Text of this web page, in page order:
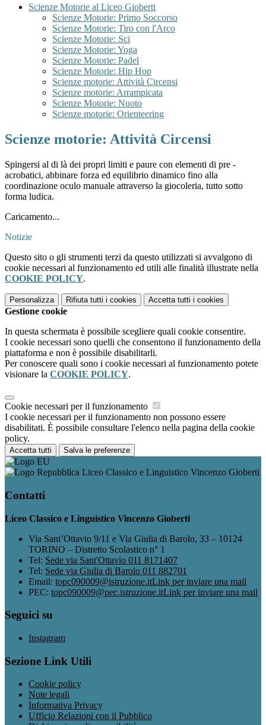
Scienze Motorie al Liceo Gioberti
Scienze Motorie: Primo Soccorso
Scienze Motorie: Tiro con l'Arco
Scienze Motorie: Sci
Scienze Motorie: Yoga
Scienze Motorie: Padel
Scienze Motorie: Hip Hop
Scienze motorie: Attività Circensi
Scienze motorie: Arrampicata
Scienze Motorie: Nuoto
Scienze motorie: Orienteering
Scienze motorie: Attività Circensi
Spingersi al di là dei propri limiti e paure con elementi di pre -
acrobatici, abbinare forza ed equilibrio dinamico fino alla
coordinazione oculo manuale attraverso la giocoleria, tutto sotto
forma ludica.
Caricamento...
Notizie
Questo sito o gli strumenti terzi da questo utilizzati si avvalgono di
cookie necessari al funzionamento ed utili alle finalità illustrate nella
COOKIE POLICY.
Personalizza Rifiuta tutti i cookies Accetta tutti i cookies
Gestione cookie
In questa schermata è possibile scegliere quali cookie consentire.
I cookie necessari sono quelli che consentono il funzionamento della
piattaforma e non è possibile disabilitarli.
Per conoscere quali sono i cookie necessari al funzionamento potete
visionare la COOKIE POLICY.
Cookie necessari per il funzionamento
I cookie necessari per il funzionamento non possono essere
disabilitati. È possibile consultare l'elenco nella pagina della cookie
policy.
Accetta tutti Salva le preferenze
Liceo Classico e Linguistico Vincenzo Gioberti
Contatti
Liceo Classico e Linguistico Vincenzo Gioberti
Via Sant’Ottavio 9/11 e Via Giulia di Barolo, 33 – 10124
TORINO – Distretto Scolastico n° 1
Tel: Sede via Sant'Ottavio 011 8171407
Tel: Sede via Giulia di Barolo 011 882701
Email: topc090009@istruzione.itLink per inviare una mail
PEC: topc090009@pec.istruzione.itLink per inviare una mail
Seguici su
Instagram
Sezione Link Utili
Cookie policy
Note legali
Informativa Privacy
Ufficio Relazioni con il Pubblico